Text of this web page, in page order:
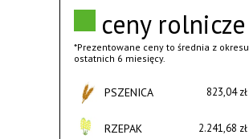
ceny rolnicze
*Prezentowane ceny to średnia z okresu
ostatnich 6 miesięcy.
PSZENICA 823,04 zł
RZEPAK 2.241,68 zł